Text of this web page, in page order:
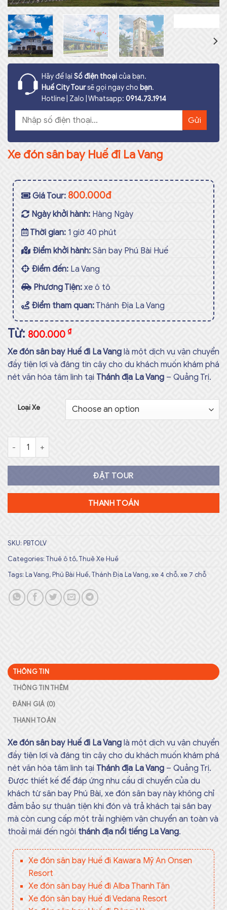
Hãy để lại Số điện thoại của bạn.
Huế City Toursẽ gọi ngay cho bạn.
Hotline | Zalo | Whatsapp: 0914.73.1914
Xe đón sân bay Huế đi La Vang
Giá Tour: 800.000đ
Ngày khởi hành: Hàng Ngày
Thời gian: 1 giờ 40 phút
Điểm khởi hành: Sân bay Phú Bài Huế
Điểm đến: La Vang
Phương Tiện: xe ô tô
Điểm tham quan: Thánh Địa La Vang
Từ: 800.000 ₫
Xe đón sân bay Huế đi La Vang là một dịch vụ vận chuyển
đầy tiện lợi và đáng tin cậy cho du khách muốn khám phá
nét văn hóa tâm linh tại Thánh địa La Vang – Quảng Trị.
Loại Xe
Xe đón sân bay Huế đi La Vang Số lượng
ĐẶT TOUR
THANH TOÁN
SKU: PBTOLV
Categories: Thuê ô tô,Thuê Xe Huế
Tags: La Vang,Phú Bài Huế,Thánh Địa La Vang,xe 4 chỗ,xe 7 chỗ
THÔNG TIN
THÔNG TIN THÊM
ĐÁNH GIÁ (0)
THANH TOÁN
Xe đón sân bay Huế đi La Vang là một dịch vụ vận chuyển
đầy tiện lợi và đáng tin cậy cho du khách muốn khám phá
nét văn hóa tâm linh tại Thánh địa La Vang – Quảng Trị.
Được thiết kế để đáp ứng nhu cầu di chuyển của du
khách từ sân bay Phú Bài, xe đón sân bay này không chỉ
đảm bảo sự thuận tiện khi đón và trả khách tại sân bay
mà còn cung cấp một trải nghiệm vận chuyển an toàn và
thoải mái đến ngôi thánh địa nổi tiếng La Vang.
Xe đón sân bay Huế đi Kawara Mỹ An Onsen
Resort
Xe đón sân bay Huế đi Alba Thanh Tân
Xe đón sân bay Huế đi Vedana Resort